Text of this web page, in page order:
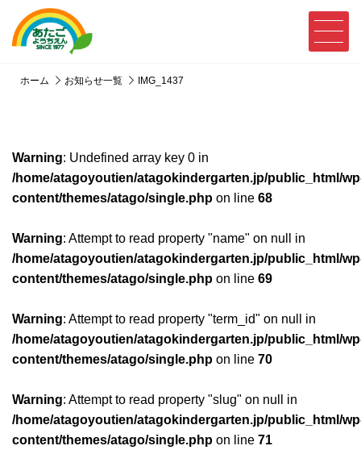
ホーム お知らせ一覧 IMG_1437
Warning: Undefined array key 0 in
/home/atagoyoutien/atagokindergarten.jp/public_html/
content/themes/atago/single.php on line 68
Warning: Attempt to read property "name" on null in
/home/atagoyoutien/atagokindergarten.jp/public_html/
content/themes/atago/single.php on line 69
Warning: Attempt to read property "term_id" on null in
/home/atagoyoutien/atagokindergarten.jp/public_html/
content/themes/atago/single.php on line 70
Warning: Attempt to read property "slug" on null in
/home/atagoyoutien/atagokindergarten.jp/public_html/
content/themes/atago/single.php on line 71